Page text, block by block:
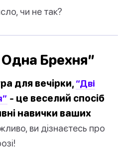
чи не так?
Брехня”
для вечірки, “Дві
- це веселий спосіб
навички ваших
ви дізнаєтесь про